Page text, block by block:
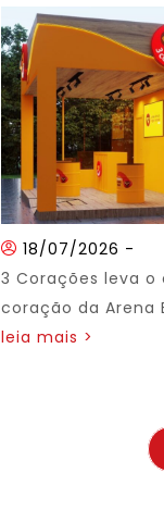
18/07/2026 -
3 Corações leva o
coração da Arena
leia mais >